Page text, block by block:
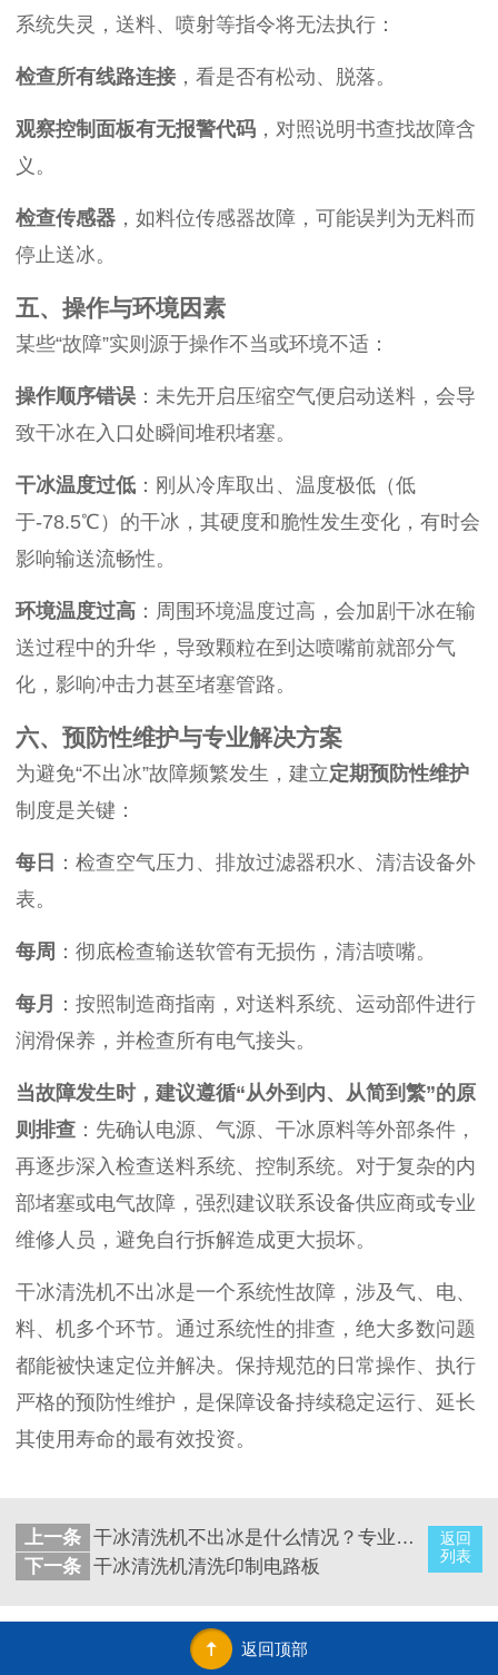
系统失灵，送料、喷射等指令将无法执行：
检查所有线路连接 ，看是否有松动、脱落。
观察控制面板有无报警代码 ，对照说明书查找故障含
义。
检查传感器 ，如料位传感器故障，可能误判为无料而
停止送冰。
五、操作与环境因素
某些“故障”实则源于操作不当或环境不适：
操作顺序错误 ：未先开启压缩空气便启动送料，会导
致干冰在入口处瞬间堆积堵塞。
干冰温度过低 ：刚从冷库取出、温度极低（低
于-78.5℃）的干冰，其硬度和脆性发生变化，有时会
影响输送流畅性。
环境温度过高 ：周围环境温度过高，会加剧干冰在输
送过程中的升华，导致颗粒在到达喷嘴前就部分气
化，影响冲击力甚至堵塞管路。
六、预防性维护与专业解决方案
为避免“不出冰”故障频繁发生，建立定期预防性维护
制度是关键：
每日 ：检查空气压力、排放过滤器积水、清洁设备外
表。
每周 ：彻底检查输送软管有无损伤，清洁喷嘴。
每月
：按照制造商指南，对送料系统、运动部件进行
润滑保养，并检查所有电气接头。
当故障发生时，建议遵循“从外到内、从简到繁”的原
则排查 ：先确认电源、气源、干冰原料等外部条件，
再逐步深入检查送料系统、控制系统。对于复杂的内
部堵塞或电气故障，强烈建议联系设备供应商或专业
维修人员，避免自行拆解造成更大损坏。
干冰清洗机不出冰是一个系统性故障，涉及气、电、
料、机多个环节。通过系统性的排查，绝大多数问题
都能被快速定位并解决。保持规范的日常操作、执行
严格的预防性维护，是保障设备持续稳定运行、延长
其使用寿命的最有效投资。
返回
列表
上一条 干冰清洗机不出冰是什么情况？专业解析原因与解决方案（全网深度指南）
下一条 干冰清洗机清洗印制电路板
返回顶部